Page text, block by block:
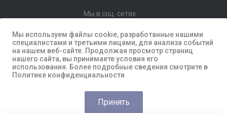
Мы используем файлы cookie, разработанные нашими
специалистами и третьими лицами, для анализа событий
на нашем веб-сайте. Продолжая просмотр страниц
нашего сайта, вы принимаете условия его
использования. Более подробные сведения смотрите в
Политике конфиденциальности
Принять
Мы в соц. сетях